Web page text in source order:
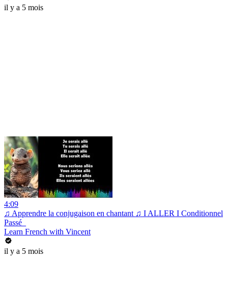
il y a 5 mois
4:09
♫ Apprendre la conjugaison en chantant ♫ I ALLER I Conditionnel
Passé_
Learn French with Vincent
il y a 5 mois